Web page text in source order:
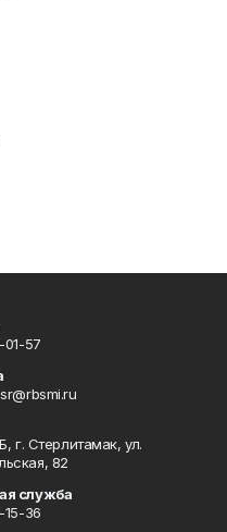
01-57
г. Стерлитамак, ул.
82
служба
15-36